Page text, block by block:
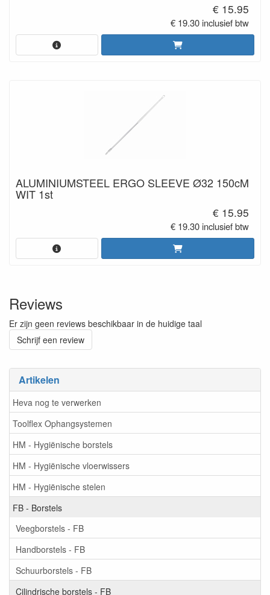
Artikelen
Heva nog te verwerken
Toolflex Ophangsystemen
HM - Hygiënische borstels
HM - Hygiënische vloerwissers
HM - Hygiënische stelen
FB - Borstels
Veegborstels - FB
Handborstels - FB
Schuurborstels - FB
Cilindrische borstels - FB
€ 15.95
€ 19.30 inclusief btw
ALUMINIUMSTEEL ERGO SLEEVE Ø32 150cM
WIT 1st
€ 15.95
€ 19.30 inclusief btw
Reviews
Er zijn geen reviews beschikbaar in de huidige taal
Schrijf een review